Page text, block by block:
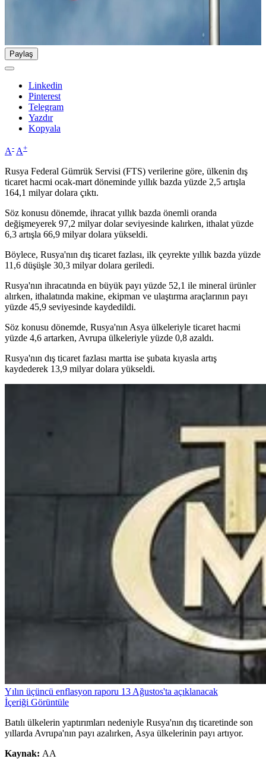
Paylaş
Linkedin
Pinterest
Telegram
Yazdır
Kopyala
A- A+
Rusya Federal Gümrük Servisi (FTS) verilerine göre, ülkenin dış
ticaret hacmi ocak-mart döneminde yıllık bazda yüzde 2,5 artışla
164,1 milyar dolara çıktı.
Söz konusu dönemde, ihracat yıllık bazda önemli oranda
değişmeyerek 97,2 milyar dolar seviyesinde kalırken, ithalat yüzde
6,3 artışla 66,9 milyar dolara yükseldi.
Böylece, Rusya'nın dış ticaret fazlası, ilk çeyrekte yıllık bazda yüzde
11,6 düşüşle 30,3 milyar dolara geriledi.
Rusya'nın ihracatında en büyük payı yüzde 52,1 ile mineral ürünler
alırken, ithalatında makine, ekipman ve ulaştırma araçlarının payı
yüzde 45,9 seviyesinde kaydedildi.
Söz konusu dönemde, Rusya'nın Asya ülkeleriyle ticaret hacmi
yüzde 4,6 artarken, Avrupa ülkeleriyle yüzde 0,8 azaldı.
Rusya'nın dış ticaret fazlası martta ise şubata kıyasla artış
kaydederek 13,9 milyar dolara yükseldi.
Yılın üçüncü enflasyon raporu 13 Ağustos'ta açıklanacak
İçeriği Görüntüle
Batılı ülkelerin yaptırımları nedeniyle Rusya'nın dış ticaretinde son
yıllarda Avrupa'nın payı azalırken, Asya ülkelerinin payı artıyor.
Kaynak: AA